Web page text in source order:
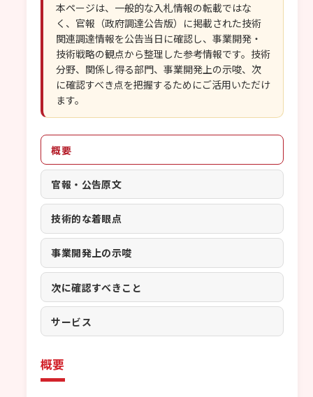
本ページは、一般的な入札情報の転載ではな
く、官報（政府調達公告版）に掲載された技術
関連調達情報を公告当日に確認し、事業開発・
技術戦略の観点から整理した参考情報です。技術
分野、関係し得る部門、事業開発上の示唆、次
に確認すべき点を把握するためにご活用いただけ
ます。
概要
官報・公告原文
技術的な着眼点
事業開発上の示唆
次に確認すべきこと
サービス
概要